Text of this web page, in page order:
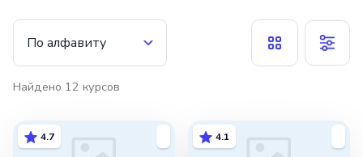
По алфавиту
Найдено 12 курсов
4.7 4.1